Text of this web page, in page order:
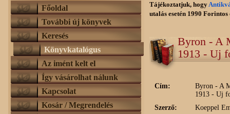
Főoldal
További új könyvek
Keresés
Könyvkatalógus
Az imént kelt el
Így vásárolhat nálunk
Kapcsolat
Kosár / Megrendelés
Tájékoztatjuk, hogy
utalás esetén 1990
Byron - A
1913 - Uj
Cím:
Byron - A
1913 - Uj
Szerző:
Koeppel